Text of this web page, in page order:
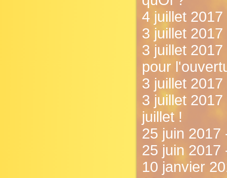
4 juillet
3 juillet
3 juillet
pour
3 juillet
3 juillet
juillet !
25 juin 2017
25 juin 2017
10 janvier